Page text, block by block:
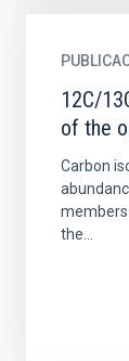
12C/
of the
Carbon
the...